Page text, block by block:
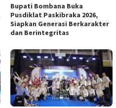
Bupati Bombana Buka
Pusdiklat Paskibraka 2026,
Siapkan Generasi Berkarakter
dan Berintegritas